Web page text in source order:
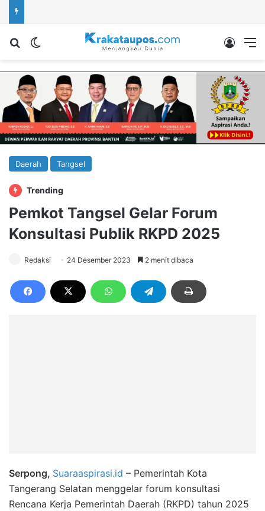
Cari berita...Switch skin Log In
Daerah Tangsel
Trending
Pemkot Tangsel Gelar Forum
Konsultasi Publik RKPD 2025
Redaksi 24 Desember 2023 2 menit dibaca
Serpong, Suaraaspirasi.id – Pemerintah Kota
Tangerang Selatan menggelar forum konsultasi
Rencana Kerja Pemerintah Daerah (RKPD) tahun 2025